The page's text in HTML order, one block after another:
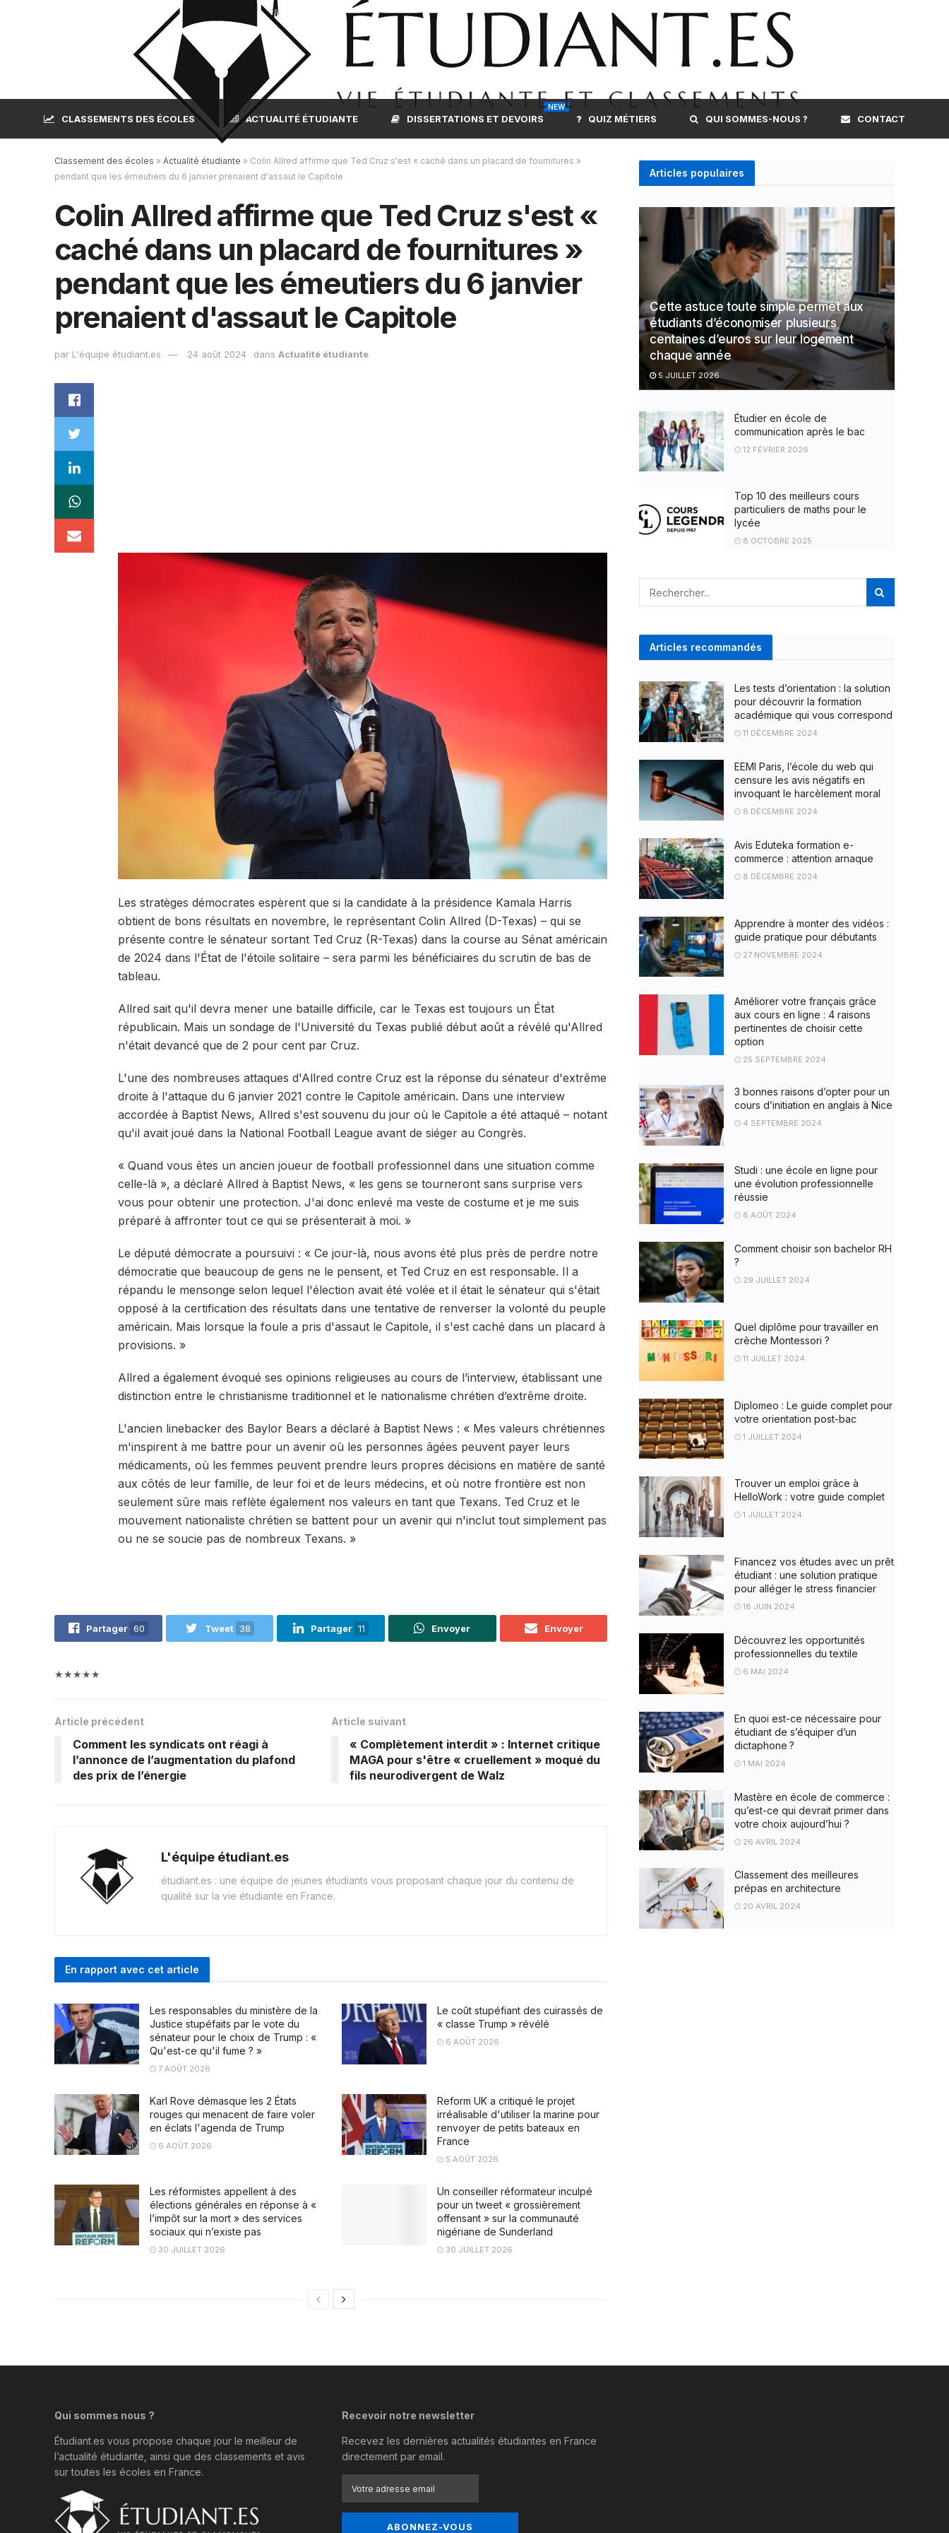
CLASSEMENTS DES ÉCOLES ACTUALITÉ ÉTUDIANTE DISSERTATIONS ET DEVOIRS
NEW
QUIZ MÉTIERS QUI SOMMES-NOUS ? CONTACT
Classement des écoles » Actualité étudiante » Colin Allred affirme que Ted Cruz s'est « caché dans un placard de fournitures »
pendant que les émeutiers du 6 janvier prenaient d'assaut le Capitole
Colin Allred affirme que Ted Cruz s'est «
caché dans un placard de fournitures »
pendant que les émeutiers du 6 janvier
prenaient d'assaut le Capitole
par L'équipe étudiant.es 24 août 2024 dans Actualité étudiante
Les stratèges démocrates espèrent que si la candidate à la présidence Kamala Harris
obtient de bons résultats en novembre, le représentant Colin Allred (D-Texas) – qui se
présente contre le sénateur sortant Ted Cruz (R-Texas) dans la course au Sénat américain
de 2024 dans l'État de l'étoile solitaire – sera parmi les bénéficiaires du scrutin de bas de
tableau.
Allred sait qu'il devra mener une bataille difficile, car le Texas est toujours un État
républicain. Mais un sondage de l'Université du Texas publié début août a révélé qu'Allred
n'était devancé que de 2 pour cent par Cruz.
L'une des nombreuses attaques d'Allred contre Cruz est la réponse du sénateur d'extrême
droite à l'attaque du 6 janvier 2021 contre le Capitole américain. Dans une interview
accordée à Baptist News, Allred s'est souvenu du jour où le Capitole a été attaqué – notant
qu'il avait joué dans la National Football League avant de siéger au Congrès.
« Quand vous êtes un ancien joueur de football professionnel dans une situation comme
celle-là », a déclaré Allred à Baptist News, « les gens se tourneront sans surprise vers
vous pour obtenir une protection. J'ai donc enlevé ma veste de costume et je me suis
préparé à affronter tout ce qui se présenterait à moi. »
Le député démocrate a poursuivi : « Ce jour-là, nous avons été plus près de perdre notre
démocratie que beaucoup de gens ne le pensent, et Ted Cruz en est responsable. Il a
répandu le mensonge selon lequel l'élection avait été volée et il était le sénateur qui s'était
opposé à la certification des résultats dans une tentative de renverser la volonté du peuple
américain. Mais lorsque la foule a pris d'assaut le Capitole, il s'est caché dans un placard à
provisions. »
Allred a également évoqué ses opinions religieuses au cours de l’interview, établissant une
distinction entre le christianisme traditionnel et le nationalisme chrétien d’extrême droite.
L'ancien linebacker des Baylor Bears a déclaré à Baptist News : « Mes valeurs chrétiennes
m'inspirent à me battre pour un avenir où les personnes âgées peuvent payer leurs
médicaments, où les femmes peuvent prendre leurs propres décisions en matière de santé
aux côtés de leur famille, de leur foi et de leurs médecins, et où notre frontière est non
seulement sûre mais reflète également nos valeurs en tant que Texans. Ted Cruz et le
mouvement nationaliste chrétien se battent pour un avenir qui n'inclut tout simplement pas
ou ne se soucie pas de nombreux Texans. »
Partager 60 Tweet 38 Partager 11 Envoyer Envoyer
★★★★★
Article précédent
Comment les syndicats ont réagi à
l’annonce de l’augmentation du plafond
des prix de l’énergie
Article suivant
« Complètement interdit » : Internet critique
MAGA pour s'être « cruellement » moqué du
fils neurodivergent de Walz
L'équipe étudiant.es
étudiant.es : une équipe de jeunes étudiants vous proposant chaque jour du contenu de
qualité sur la vie étudiante en France.
En rapport avec cet article
Les responsables du ministère de la
Justice stupéfaits par le vote du
sénateur pour le choix de Trump : «
Qu'est-ce qu'il fume ? »
7 AOÛT 2026
Le coût stupéfiant des cuirassés de
« classe Trump » révélé
6 AOÛT 2026
Karl Rove démasque les 2 États
rouges qui menacent de faire voler
en éclats l'agenda de Trump
6 AOÛT 2026
Reform UK a critiqué le projet
irréalisable d'utiliser la marine pour
renvoyer de petits bateaux en
France
5 AOÛT 2026
Les réformistes appellent à des
élections générales en réponse à «
l’impôt sur la mort » des services
sociaux qui n’existe pas
30 JUILLET 2026
Un conseiller réformateur inculpé
pour un tweet « grossièrement
offensant » sur la communauté
nigériane de Sunderland
30 JUILLET 2026
Articles populaires
Cette astuce toute simple permet aux
étudiants d’économiser plusieurs
centaines d’euros sur leur logement
chaque année
5 JUILLET 2026
Étudier en école de
communication après le bac
12 FÉVRIER 2026
Top 10 des meilleurs cours
particuliers de maths pour le
lycée
8 OCTOBRE 2025
Articles recommandés
Les tests d’orientation : la solution
pour découvrir la formation
académique qui vous correspond
11 DÉCEMBRE 2024
EEMI Paris, l’école du web qui
censure les avis négatifs en
invoquant le harcèlement moral
8 DÉCEMBRE 2024
Avis Eduteka formation e-
commerce : attention arnaque
8 DÉCEMBRE 2024
Apprendre à monter des vidéos :
guide pratique pour débutants
27 NOVEMBRE 2024
Améliorer votre français grâce
aux cours en ligne : 4 raisons
pertinentes de choisir cette
option
25 SEPTEMBRE 2024
3 bonnes raisons d’opter pour un
cours d’initiation en anglais à Nice
4 SEPTEMBRE 2024
Studi : une école en ligne pour
une évolution professionnelle
réussie
8 AOÛT 2024
Comment choisir son bachelor RH
?
29 JUILLET 2024
Quel diplôme pour travailler en
crèche Montessori ?
11 JUILLET 2024
Diplomeo : Le guide complet pour
votre orientation post-bac
1 JUILLET 2024
Trouver un emploi grâce à
HelloWork : votre guide complet
1 JUILLET 2024
Financez vos études avec un prêt
étudiant : une solution pratique
pour alléger le stress financier
18 JUIN 2024
Découvrez les opportunités
professionnelles du textile
6 MAI 2024
En quoi est-ce nécessaire pour
étudiant de s’équiper d’un
dictaphone ?
1 MAI 2024
Mastère en école de commerce :
qu’est-ce qui devrait primer dans
votre choix aujourd’hui ?
26 AVRIL 2024
Classement des meilleures
prépas en architecture
20 AVRIL 2024
Qui sommes nous ?
Étudiant.es vous propose chaque jour le meilleur de
l’actualité étudiante, ainsi que des classements et avis
sur toutes les écoles en France.
Recevoir notre newsletter
Recevez les dernières actualités étudiantes en France
directement par email.